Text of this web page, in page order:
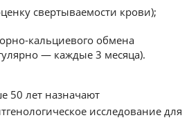
свертываемости крови);
кальциевого обмена
— каждые 3 месяца).
50 лет назначают
исследование для